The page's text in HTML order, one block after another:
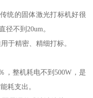
统的固体激光打标机好很
径不到20um。
于精密、精细打标。
，整机耗电不到500W，是
耗支出。